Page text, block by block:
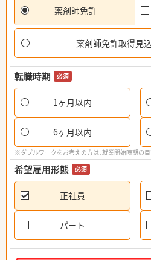
薬剤師免許
薬剤師免許取得見込
転職時期 必須
1ヶ月以内
6ヶ月以内
※ダブルワークをお考えの方は、就業開始時期の
希望雇用形態 必須
正社員
パート